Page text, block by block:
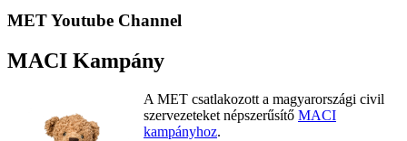
MET Youtube Channel
MACI Kampány
A MET csatlakozott a magyarországi civil
szervezeteket népszerűsítő MACI
kampányhoz.